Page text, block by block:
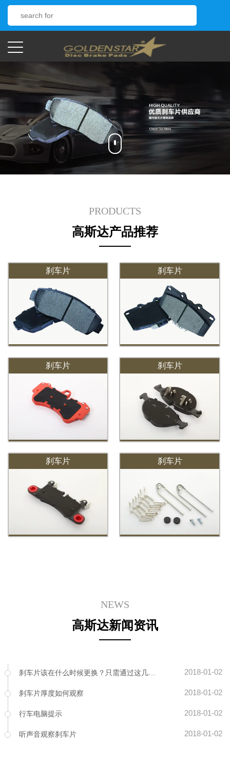
PRODUCTS
高斯达产品推荐
刹车片 刹车片
刹车片 刹车片
刹车片 刹车片
NEWS
高斯达新闻资讯
2018-01-02
刹车片厚度如何观察 2018-01-02
行车电脑提示 2018-01-02
听声音观察刹车片 2018-01-02